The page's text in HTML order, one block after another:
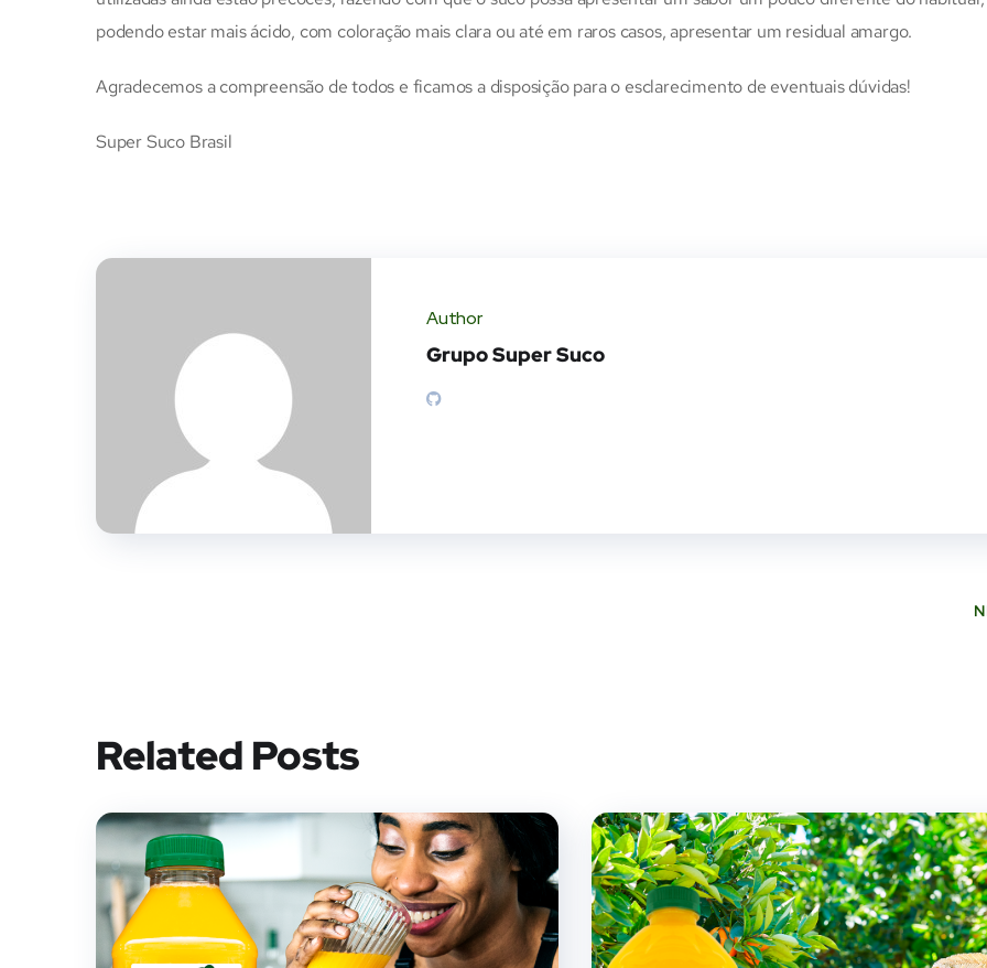
podendo estar mais ácido, com coloração mais clara ou até em raros casos, apresentar um residual amargo.
Agradecemos a compreensão de todos e ficamos a disposição para o esclarecimento de eventuais dúvidas!
Super Suco Brasil
Author
Grupo Super Suco
Related Posts